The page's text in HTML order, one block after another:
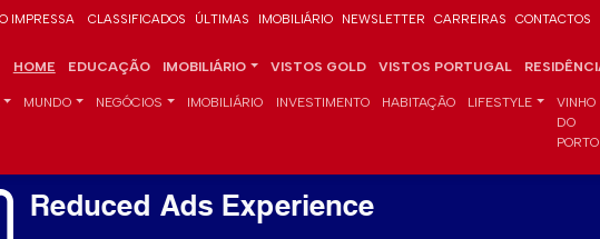
IMPRESSA CLASSIFICADOS ÚLTIMAS IMOBILIÁRIO NEWSLETTER CARREIRAS CONTACTOS
HOME EDUCAÇÃO IMOBILIÁRIO VISTOS GOLD VISTOS PORTUGAL
MUNDO NEGÓCIOS IMOBILIÁRIO INVESTIMENTO HABITAÇÃO LIFESTYLE
VINHO
DO
PORTO
Reduced Ads Experience